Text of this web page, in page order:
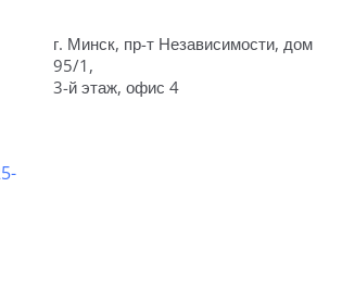
Цены Вопрос/Ответ
г. Минск, пр-т Независимости, дом
95/1,
3-й этаж, офис 4